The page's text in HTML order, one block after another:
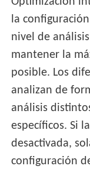
la
nivel de
mantener la
posible. Los
analizan de
análisis
específicos. Si
desactivada,
configuración